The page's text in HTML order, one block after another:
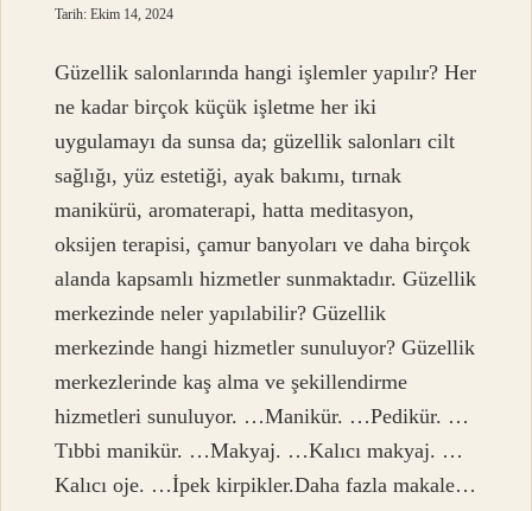
Tarih: Ekim 14, 2024
Güzellik salonlarında hangi işlemler yapılır? Her
ne kadar birçok küçük işletme her iki
uygulamayı da sunsa da; güzellik salonları cilt
sağlığı, yüz estetiği, ayak bakımı, tırnak
manikürü, aromaterapi, hatta meditasyon,
oksijen terapisi, çamur banyoları ve daha birçok
alanda kapsamlı hizmetler sunmaktadır. Güzellik
merkezinde neler yapılabilir? Güzellik
merkezinde hangi hizmetler sunuluyor? Güzellik
merkezlerinde kaş alma ve şekillendirme
hizmetleri sunuluyor. …Manikür. …Pedikür. …
Tıbbi manikür. …Makyaj. …Kalıcı makyaj. …
Kalıcı oje. …İpek kirpikler.Daha fazla makale…